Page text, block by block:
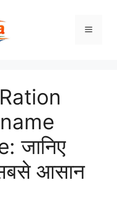
Menu
जानिए
आसान